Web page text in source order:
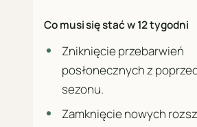
Co musi się stać w 12 tygodni
Zniknięcie przebarwień
posłonecznych z
sezonu.
Zamknięcie nowych